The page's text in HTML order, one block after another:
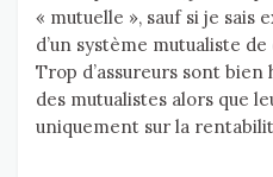
« mutuelle », sauf si je sais
d’un système mutualiste
Trop d’assureurs sont
des mutualistes alors que
uniquement sur la